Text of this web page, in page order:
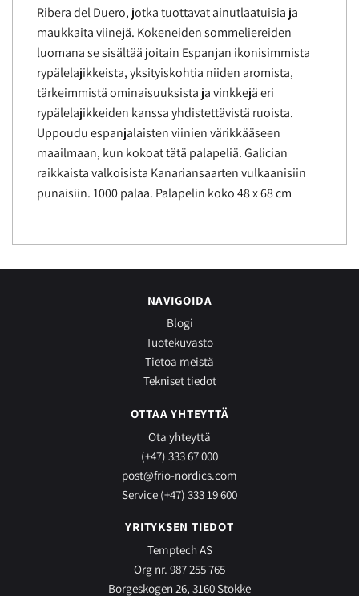
Ribera del Duero, jotka tuottavat ainutlaatuisia ja
maukkaita viinejä. Kokeneiden sommeliereiden
luomana se sisältää joitain Espanjan ikonisimmista
rypälelajikkeista, yksityiskohtia niiden aromista,
tärkeimmistä ominaisuuksista ja vinkkejä eri
rypälelajikkeiden kanssa yhdistettävistä ruoista.
Uppoudu espanjalaisten viinien värikkääseen
maailmaan, kun kokoat tätä palapeliä. Galician
raikkaista valkoisista Kanariansaarten vulkaanisiin
punaisiin. 1000 palaa. Palapelin koko 48 x 68 cm
NAVIGOIDA
Blogi
Tuotekuvasto
Tietoa meistä
Tekniset tiedot
OTTAA YHTEYTTÄ
Ota yhteyttä
(+47) 333 67 000
post@frio-nordics.com
Service (+47) 333 19 600
YRITYKSEN TIEDOT
Temptech AS
Org nr. 987 255 765
Borgeskogen 26, 3160 Stokke